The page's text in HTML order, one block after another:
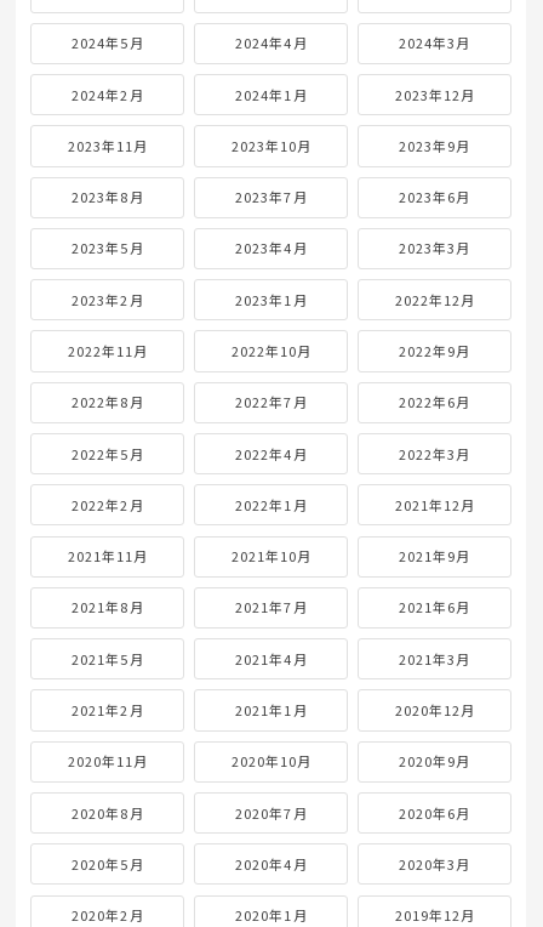
2024年5月 2024年4月 2024年3月
2024年2月 2024年1月 2023年12月
2023年11月 2023年10月 2023年9月
2023年8月 2023年7月 2023年6月
2023年5月 2023年4月 2023年3月
2023年2月 2023年1月 2022年12月
2022年11月 2022年10月 2022年9月
2022年8月 2022年7月 2022年6月
2022年5月 2022年4月 2022年3月
2022年2月 2022年1月 2021年12月
2021年11月 2021年10月 2021年9月
2021年8月 2021年7月 2021年6月
2021年5月 2021年4月 2021年3月
2021年2月 2021年1月 2020年12月
2020年11月 2020年10月 2020年9月
2020年8月 2020年7月 2020年6月
2020年5月 2020年4月 2020年3月
2020年2月 2020年1月 2019年12月